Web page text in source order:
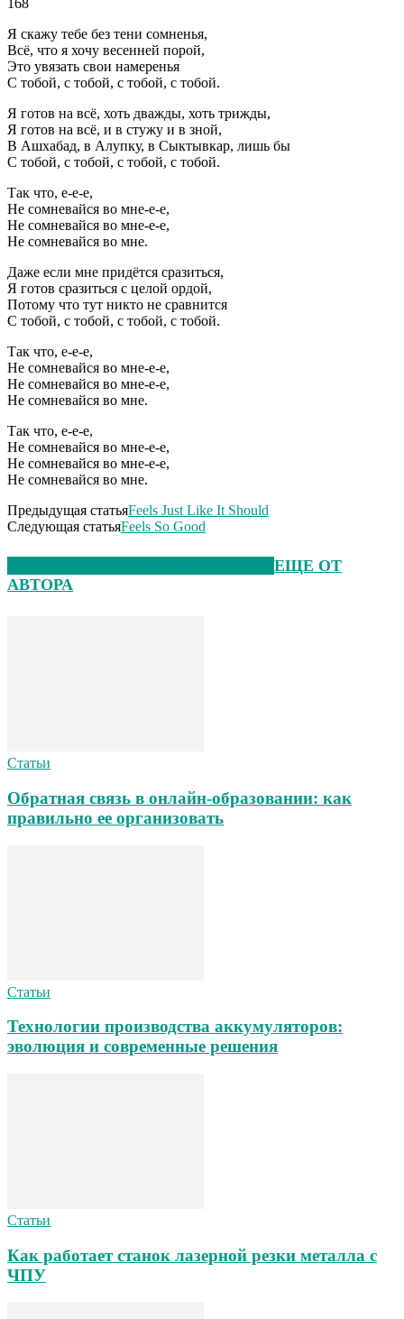
168
Я скажу тебе без тени сомненья,
Всё, что я хочу весенней порой,
Это увязать свои намеренья
С тобой, с тобой, с тобой, с тобой.
Я готов на всё, хоть дважды, хоть трижды,
Я готов на всё, и в стужу и в зной,
В Ашхабад, в Алупку, в Сыктывкар, лишь бы
С тобой, с тобой, с тобой, с тобой.
Так что, е-е-е,
Не сомневайся во мне-е-е,
Не сомневайся во мне-е-е,
Не сомневайся во мне.
Даже если мне придётся сразиться,
Я готов сразиться с целой ордой,
Потому что тут никто не сравнится
С тобой, с тобой, с тобой, с тобой.
Так что, е-е-е,
Не сомневайся во мне-е-е,
Не сомневайся во мне-е-е,
Не сомневайся во мне.
Так что, е-е-е,
Не сомневайся во мне-е-е,
Не сомневайся во мне-е-е,
Не сомневайся во мне.
Предыдущая статьяFeels Just Like It Should
Следующая статьяFeels So Good
ЕЩЕ ОТ
АВТОРА
Статьи
Обратная связь в онлайн-образовании: как
правильно ее организовать
Статьи
Технологии производства аккумуляторов:
эволюция и современные решения
Статьи
Как работает станок лазерной резки металла с
ЧПУ